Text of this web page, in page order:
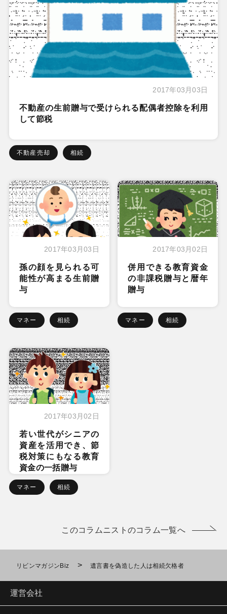
2017年03月03日
不動産の生前贈与で受けられる配偶者控除を利用
して節税
不動産売却 相続
2017年03月03日
孫の顔を見られる可
能性が高まる生前贈
与
マネー 相続
2017年03月02日
併用できる教育資金
の非課税贈与と暦年
贈与
マネー 相続
2017年03月02日
若い世代がシニアの
資産を活用でき、節
税対策にもなる教育
資金の一括贈与
マネー 相続
このコラムニストのコラム一覧へ
リビンマガジンBiz > 遺言書を偽造した人は相続欠格者
運営会社